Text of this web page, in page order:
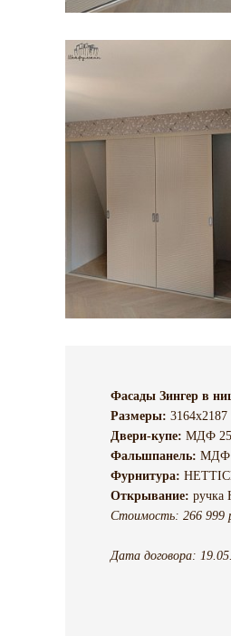
Фасады Зингер в
Размеры:
Двери-купе: МДФ 25
Фальшпанель: МДФ
Фурнитура:
Открывание: ручка
Стоимость: 266 999
Дата договора: